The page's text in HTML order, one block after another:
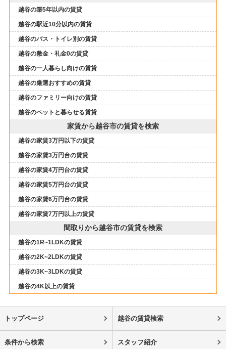
越谷の築5年以内の賃貸
越谷の駅近10分以内の賃貸
越谷のバス・トイレ別の賃貸
越谷の敷金・礼金0の賃貸
越谷の一人暮らし向けの賃貸
越谷の厳選おすすめの賃貸
越谷のファミリー向けの賃貸
越谷のペットと暮らせる賃貸
家賃から越谷市の賃貸を検索
越谷の家賃3万円以下の賃貸
越谷の家賃3万円台の賃貸
越谷の家賃4万円台の賃貸
越谷の家賃5万円台の賃貸
越谷の家賃6万円台の賃貸
越谷の家賃7万円以上の賃貸
間取りから越谷市の賃貸を検索
越谷の1R~1LDKの賃貸
越谷の2K~2LDKの賃貸
越谷の3K~3LDKの賃貸
越谷の4K以上の賃貸
トップページ 越谷の賃貸検索
条件から検索 スタッフ紹介